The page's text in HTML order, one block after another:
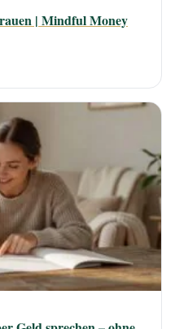
| Mindful Money